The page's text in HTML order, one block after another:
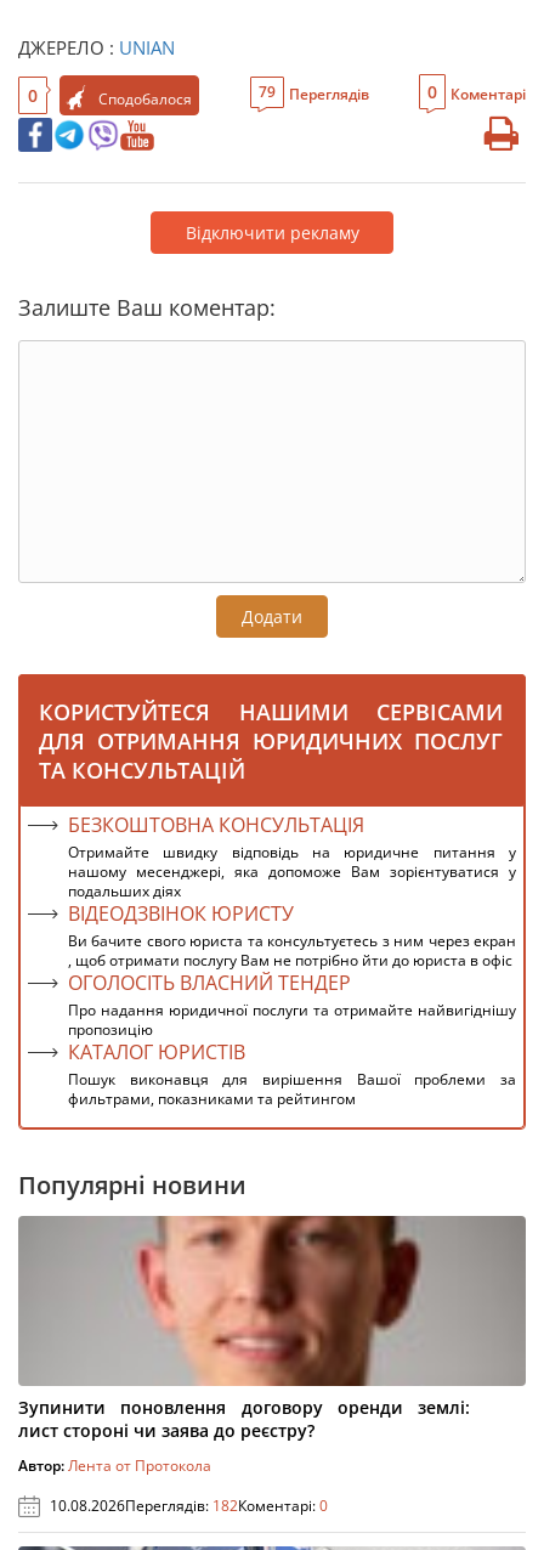
ДЖЕРЕЛО : UNIAN
0 Сподобалося 79 Переглядів 0 Коментарі
Відключити рекламу
Залиште Ваш коментар:
Додати
КОРИСТУЙТЕСЯ НАШИМИ СЕРВІСАМИ
ДЛЯ ОТРИМАННЯ ЮРИДИЧНИХ ПОСЛУГ
ТА КОНСУЛЬТАЦІЙ
БЕЗКОШТОВНА КОНСУЛЬТАЦІЯ
Отримайте швидку відповідь на юридичне питання у
нашому месенджері, яка допоможе Вам зорієнтуватися у
подальших діях
ВІДЕОДЗВІНОК ЮРИСТУ
Ви бачите свого юриста та консультуєтесь з ним через екран
, щоб отримати послугу Вам не потрібно йти до юриста в офіс
ОГОЛОСІТЬ ВЛАСНИЙ ТЕНДЕР
Про надання юридичної послуги та отримайте найвигіднішу
пропозицію
КАТАЛОГ ЮРИСТІВ
Пошук виконавця для вирішення Вашої проблеми за
фильтрами, показниками та рейтингом
Популярні новини
Зупинити поновлення договору оренди землі:
лист стороні чи заява до реєстру?
Автор:Лента от Протокола
10.08.2026Переглядів: 182Коментарі:0